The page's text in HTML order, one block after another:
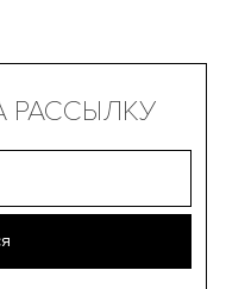
РАССЫЛКУ